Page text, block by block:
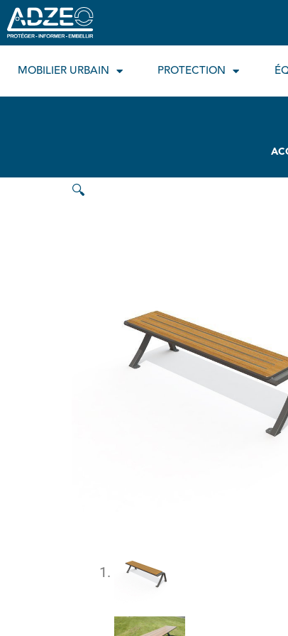
Aller
au
contenu
MOBILIER URBAIN PROTECTION
🔍